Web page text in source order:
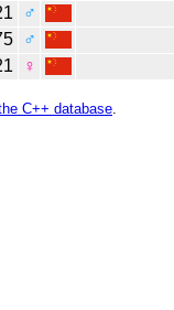
♂
♂
♀
C++ database